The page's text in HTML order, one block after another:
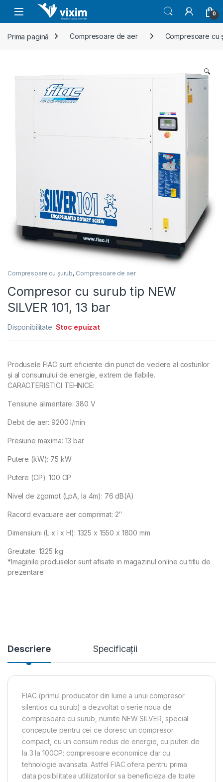
Skip to navigation
Skip to content
0
Prima pagină Compresoare de aer Compresoare cu
🔍
Compresoare cu șurub, Compresoare de aer
Compresor cu surub tip NEW
SILVER 101, 13 bar
Disponibilitate: Stoc epuizat
Produsele FIAC sunt eficiente din punct de vedere al costurilor
și al consumului de energie, extrem de fiabile.
CARACTERISTICI TEHNICE:
Tensiune alimentare: 380 V
Debit de aer: 9200 l/min
Presiune maxima: 13 bar
Putere (kW): 75 kW
Putere (CP): 100 CP
Nivel de zgomot (LpA, la 4m): 76 dB(A)
Racord evacuare aer comprimat: 2″
Dimensiuni (L x l x H): 1325 x 1550 x 1800 mm
Greutate: 1325 kg
*Imaginile produselor sunt afisate in magazinul online cu titlu de
prezentare
Descriere Specificații
FIAC (primul producator din lume a unui compresor
silentios cu surub) a dezvoltat o serie noua de
compresoare cu surub, numite NEW SILVER, special
concepute pentru cei ce doresc un compresor
compact, cu un consum redus de energie, cu puteri de
la 3 la 100CP: compresoare economice dar cu
tehnologie avansata. Astfel FIAC ofera pentru prima
data posibilitatea utlilizatorilor sa beneficieza de toate